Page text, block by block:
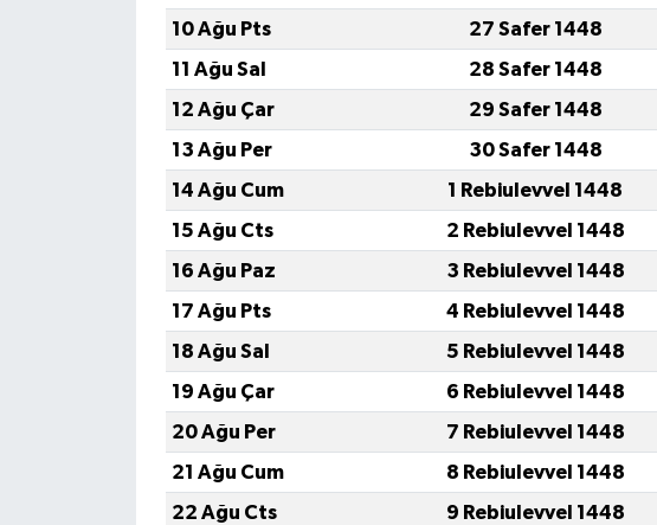
10 Ağu Pts
27 Safer 1448
11 Ağu Sal
28 Safer 1448
12 Ağu Çar
29 Safer 1448
13 Ağu Per
30 Safer 1448
14 Ağu Cum
1 Rebiulevvel 1448
15 Ağu Cts
2 Rebiulevvel 1448
16 Ağu Paz
3 Rebiulevvel 1448
17 Ağu Pts
4 Rebiulevvel 1448
18 Ağu Sal
5 Rebiulevvel 1448
19 Ağu Çar
6 Rebiulevvel 1448
20 Ağu Per
7 Rebiulevvel 1448
21 Ağu Cum
8 Rebiulevvel 1448
22 Ağu Cts
9 Rebiulevvel 1448